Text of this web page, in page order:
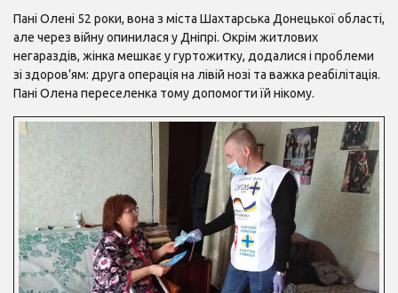
Пані Олені 52 роки, вона з міста Шахтарська Донецької області,
але через війну опинилася у Дніпрі. Окрім житлових
негараздів, жінка мешкає у гуртожитку, додалися і проблеми
зі здоров’ям: друга операція на лівій нозі та важка реабілітація.
Пані Олена переселенка тому допомогти їй нікому.